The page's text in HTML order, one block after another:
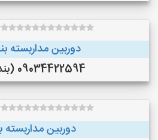
دوربین مداربسته
09034422594 (بندر عباس)
دوربین مداربسته